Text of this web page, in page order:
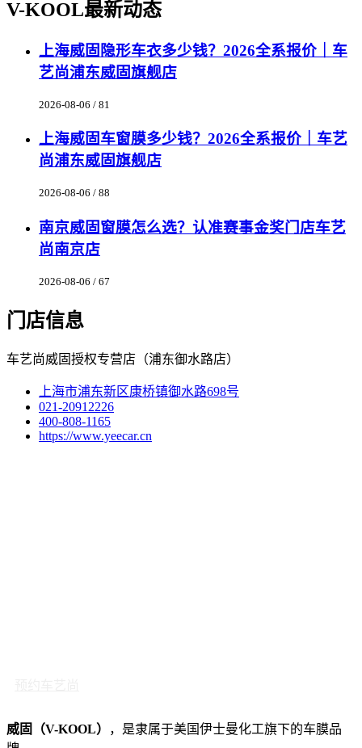
V-KOOL最新动态
上海威固隐形车衣多少钱？2026全系报价｜车
艺尚浦东威固旗舰店
2026-08-06 / 81
上海威固车窗膜多少钱？2026全系报价｜车艺
尚浦东威固旗舰店
2026-08-06 / 88
南京威固窗膜怎么选？认准赛事金奖门店车艺
尚南京店
2026-08-06 / 67
门店信息
车艺尚威固授权专营店（浦东御水路店）
上海市浦东新区康桥镇御水路698号
021-20912226
400-808-1165
https://www.yeecar.cn
威固（V-KOOL）
，是隶属于美国伊士曼化工旗下的车膜品